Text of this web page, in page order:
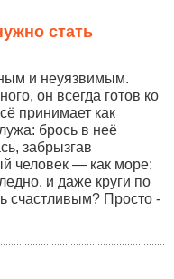
стать
и неуязвимым.
он всегда готов ко
принимает как
брось в неё
забрызгав
человек — как море:
и даже круги по
счастливым? Просто -